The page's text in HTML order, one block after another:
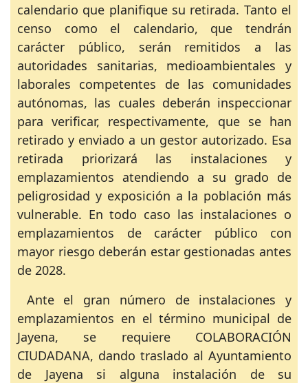
calendario que planifique su retirada. Tanto el
censo como el calendario, que tendrán
carácter público, serán remitidos a las
autoridades sanitarias, medioambientales y
laborales competentes de las comunidades
autónomas, las cuales deberán inspeccionar
para verificar, respectivamente, que se han
retirado y enviado a un gestor autorizado. Esa
retirada priorizará las instalaciones y
emplazamientos atendiendo a su grado de
peligrosidad y exposición a la población más
vulnerable. En todo caso las instalaciones o
emplazamientos de carácter público con
mayor riesgo deberán estar gestionadas antes
de 2028.
Ante el gran número de instalaciones y
emplazamientos en el término municipal de
Jayena, se requiere COLABORACIÓN
CIUDADANA, dando traslado al Ayuntamiento
de Jayena si alguna instalación de su